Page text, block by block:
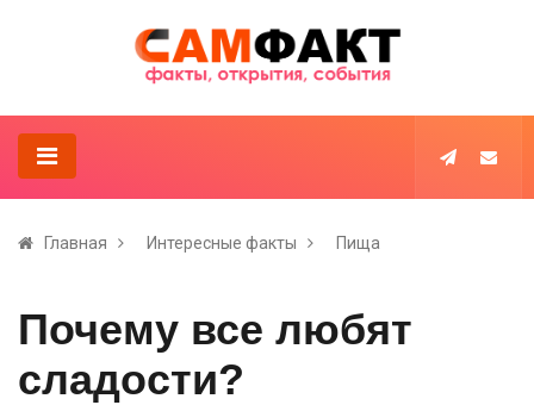
Главная Интересные факты Пища
Почему все любят
сладости?